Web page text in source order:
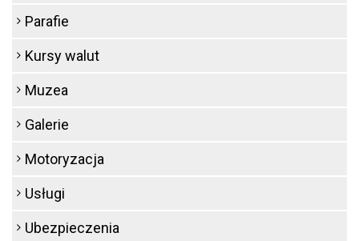
Parafie
Kursy walut
Muzea
Galerie
Motoryzacja
Usługi
Ubezpieczenia